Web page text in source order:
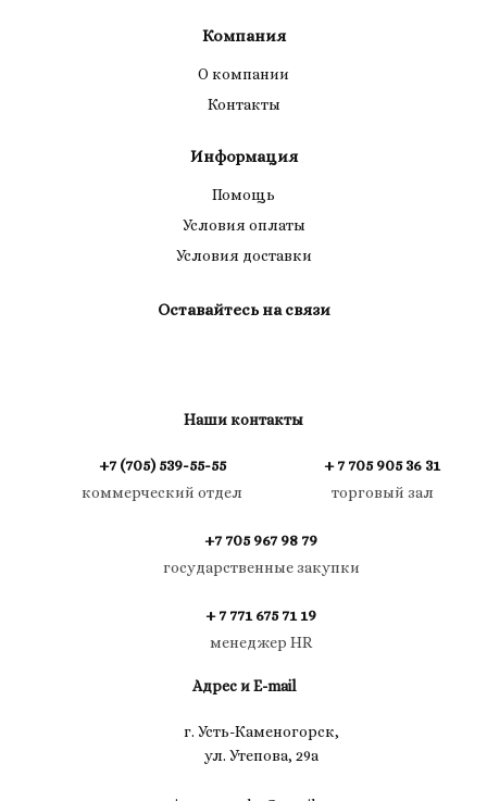
Компания
О компании
Контакты
Информация
Помощь
Условия оплаты
Условия доставки
Оставайтесь на связи
Наши контакты
+7 (705) 539-55-55
коммерческий отдел
+ 7 705 905 36 31
торговый зал
+7 705 967 98 79
государственные закупки
+ 7 771 675 71 19
менеджер HR
Адрес и E-mail
г. Усть-Каменогорск,
ул. Утепова, 29а